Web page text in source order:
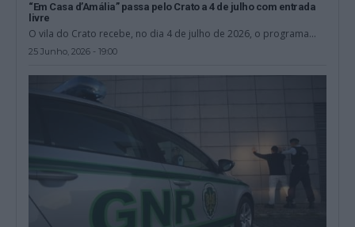
“Em Casa d’Amália” passa pelo Crato a 4 de julho com entrada
livre
O vila do Crato recebe, no dia 4 de julho de 2026, o programa...
25 Junho, 2026 - 19:00